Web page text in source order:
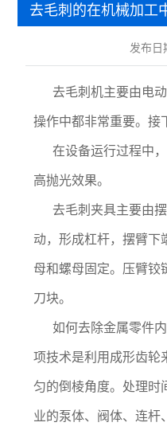
毛
一
去毛刺的在机械加工
发布日
去毛刺机主要由电
操作中都非常重要。接
在设备运行过程中
高抛光效果。
去毛刺夹具主要由
动，形成杠杆，摆臂下
母和螺母固定。压臂铰
刀块。
如何去除金属零件
项技术是利用成形齿轮
匀的倒棱角度。处理时
业的泵体、阀体、连杆